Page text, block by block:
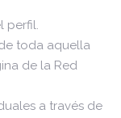
perfil.
toda aquella
de la Red
a través de